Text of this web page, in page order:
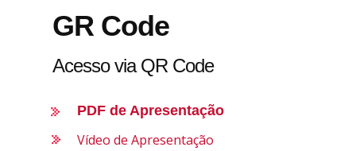
GR Code
Acesso via QR Code
PDF de Apresentação
Vídeo de Apresentação